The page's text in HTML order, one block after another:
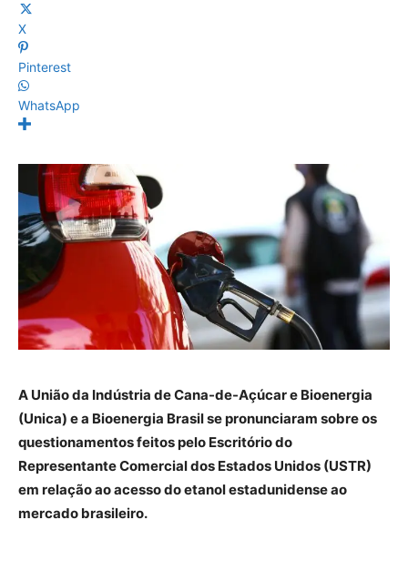
X
Pinterest
WhatsApp
A União da Indústria de Cana-de-Açúcar e Bioenergia
(Unica) e a Bioenergia Brasil se pronunciaram sobre os
questionamentos feitos pelo Escritório do
Representante Comercial dos Estados Unidos (USTR)
em relação ao acesso do etanol estadunidense ao
mercado brasileiro.